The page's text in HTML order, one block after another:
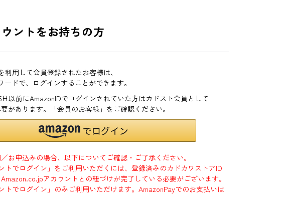
ントをお持ちの方
利用して会員登録されたお客様は、
ードで、ログインすることができます。
日以前にAmazonIDでログインされていた方はカドスト会員として
があります。「会員のお客様」をご確認ください。
お申込みの場合、以下についてご確認・ご了承ください。
トでログイン」をご利用いただくには、登録済みのカドカワストアID
アカウントとの紐づけが完了している必要がございます。
トでログイン」のみご利用いただけます。AmazonPayでのお支払いは